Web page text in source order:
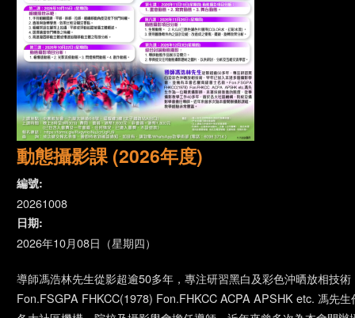
動態攝影課 (2026年度)
編號:
20261008
日期:
2026年10月08日（星期四）
導師馮浩林先生從影超逾50多年，專注研習黑白及彩色沖晒放相技
Fon.FSGPA FHKCC(1978) Fon.FHKCC ACPA APSHK etc. 馮先